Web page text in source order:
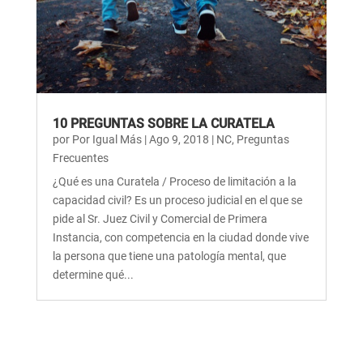
10 PREGUNTAS SOBRE LA CURATELA
por Por Igual Más|Ago 9, 2018 | NC, Preguntas
Frecuentes
¿Qué es una Curatela / Proceso de limitación a la
capacidad civil? Es un proceso judicial en el que se
pide al Sr. Juez Civil y Comercial de Primera
Instancia, con competencia en la ciudad donde vive
la persona que tiene una patología mental, que
determine qué...